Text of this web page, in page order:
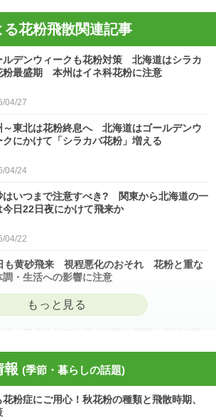
花粉飛散関連記事
ルデンウィークも花粉対策 北海道はシラカ
粉最盛期 本州はイネ科花粉に注意
04/27
～東北は花粉終息へ 北海道はゴールデンウ
クにかけて「シラカバ花粉」増える
04/24
はいつまで注意すべき? 関東から北海道の一
今日22日夜にかけて飛来か
04/22
も黄砂飛来 視程悪化のおそれ 花粉と重な
調・生活への影響に注意
04/21
21日は黄砂が広く飛来 花粉とのダブル影響
意 症状悪化や洗濯物など対策を
報 (季節・暮らしの話題)
花粉症にご用心！秋花粉の種類と飛散時期、